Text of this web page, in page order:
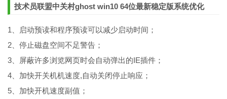
技术员联盟中关村ghost win10 64位最新稳定版系统优化
1、启动预读和程序预读可以减少启动时间；
2、停止磁盘空间不足警告；
3、屏蔽许多浏览网页时会自动弹出的IE插件；
4、加快开关机机速度,自动关闭停止响应；
5、加快开机速度副值；